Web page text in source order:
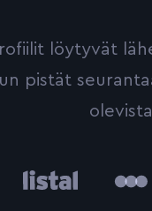
löytyvät
pistät